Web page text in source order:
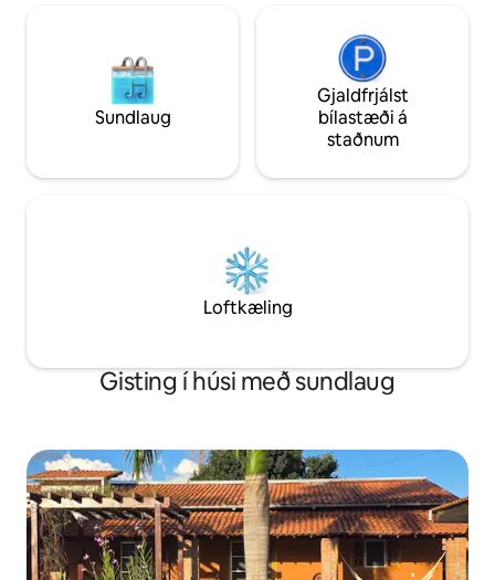
Sundlaug
Gjaldfrjálst
bílastæði á
staðnum
Loftkæling
Gisting í húsi með sundlaug